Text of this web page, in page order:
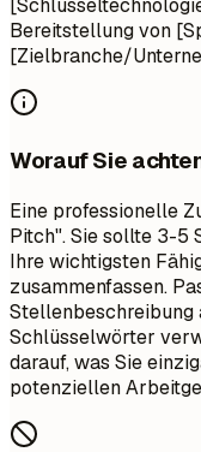
Bereitstellung von
[Zielbranche/
Worauf Sie
Eine professionelle
Pitch". Sie sollte 3-5
Ihre wichtigsten
zusammenfassen.
Stellenbeschreibung
Schlüsselwörter
darauf, was Sie
potenziellen